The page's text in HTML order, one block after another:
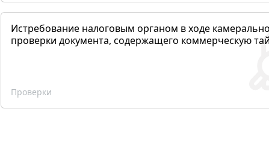
Истребование налоговым органом в ходе
проверки документа, содержащего коммерческую
Проверки